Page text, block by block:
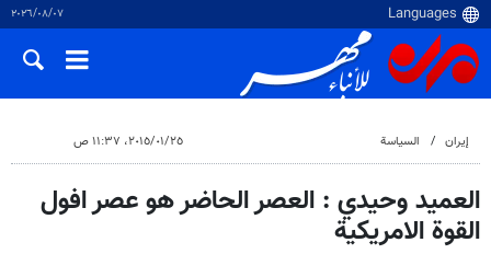
٠٧‏/٠٨‏/٢٠٢٦
إيران السياسة ٢٥‏/٠١‏/٢٠١٥، ١١:٣٧ ص
العميد وحيدي : العصر الحاضر هو عصر افول
القوة الامريكية